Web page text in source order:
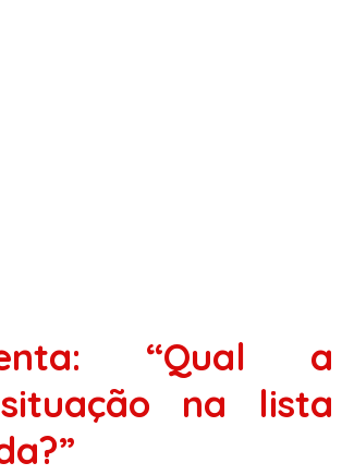
“Qual a
na lista